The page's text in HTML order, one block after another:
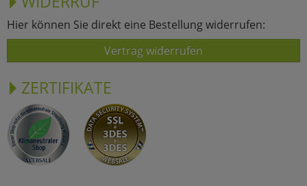
Hier können Sie direkt eine Bestellung widerrufen:
Vertrag widerrufen
ZERTIFIKATE